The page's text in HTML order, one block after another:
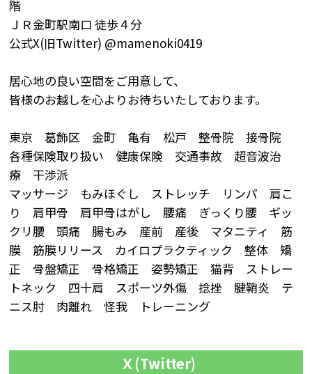
階
ＪＲ金町駅南口 徒歩４分
公式X(旧Twitter) @mamenoki0419
居心地の良い空間をご用意して、
皆様のお越しを心よりお待ちいたしております。
東京 葛飾区 金町 亀有 松戸 整骨院 接骨院
各種保険取り扱い 健康保険 交通事故 超音波治
療 干渉派
マッサージ もみほぐし ストレッチ リンパ 肩こ
り 肩甲骨 肩甲骨はがし 腰痛 ぎっくり腰 ギッ
クリ腰 頭痛 腸もみ 産前 産後 マタニティ 筋
膜 筋膜リリース カイロプラクティック 整体 矯
正 骨盤矯正 骨格矯正 姿勢矯正 猫背 ストレー
トネック 四十肩 スポーツ外傷 捻挫 腱鞘炎 テ
ニス肘 肉離れ 怪我 トレーニング
Ｘ(Twitter)